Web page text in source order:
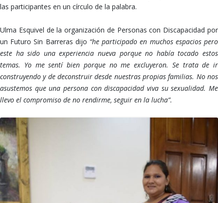
las participantes en un círculo de la palabra.
Ulma Esquivel de la organización de Personas con Discapacidad por
un Futuro Sin Barreras dijo “he participado en muchos espacios pero
este ha sido una experiencia nueva porque no había tocado estos
temas. Yo me sentí bien porque no me excluyeron. Se trata de ir
construyendo y de deconstruir desde nuestras propias familias. No nos
asustemos que una persona con discapacidad viva su sexualidad. Me
llevo el compromiso de no rendirme, seguir en la lucha”.